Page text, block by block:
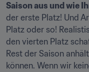
Saison aus und wie
der erste Platz! Und
Platz oder so!
den vierten Platz
Rest der Saison
können. Wenn wir